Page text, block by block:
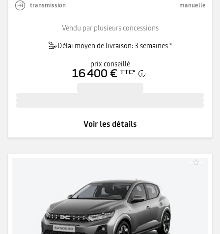
transmission manuelle
Vendu par plusieurs concessions
Délai moyen de livraison: 3 semaines *
prix conseillé
16 400 € TTC*
Voir les détails